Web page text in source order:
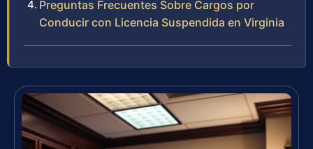
Preguntas Frecuentes Sobre Cargos por
Conducir con Licencia Suspendida en Virginia